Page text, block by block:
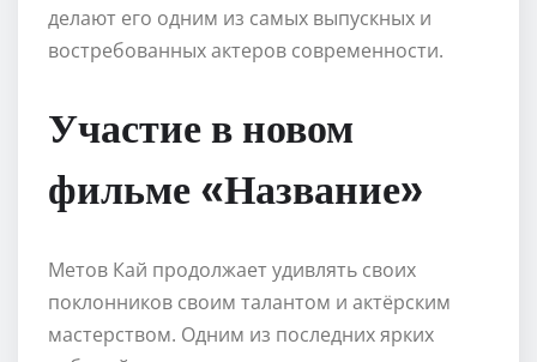
делают его одним из самых выпускных и
востребованных актеров современности.
Участие в новом
фильме «Название»
Метов Кай продолжает удивлять своих
поклонников своим талантом и актёрским
мастерством. Одним из последних ярких